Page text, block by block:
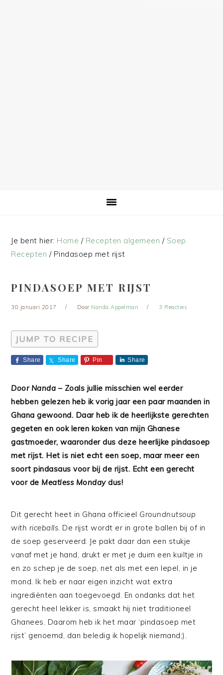
Je bent hier: Home / Recepten algemeen / Soep
Recepten /Pindasoep met rijst
PINDASOEP MET RIJST
30 januari 2017 Door Nanda Appelman 3 Reacties
JUMP TO RECIPE
Share Share Pin Share
Door Nanda – Zoals jullie misschien wel eerder
hebben gelezen heb ik vorig jaar een paar maanden in
Ghana gewoond. Daar heb ik de heerlijkste gerechten
gegeten en ook leren koken van mijn Ghanese
gastmoeder, waaronder dus deze heerlijke pindasoep
met rijst. Het is niet echt een soep, maar meer een
soort pindasaus voor bij de rijst. Echt een gerecht
voor de Meatless Mondaydus!
Dit gerecht heet in Ghana officieel Groundnutsoup
with riceballs. De rijst wordt er in grote ballen bij of in
de soep geserveerd. Je pakt daar dan een stukje
vanaf met je hand, drukt er met je duim een kuiltje in
en zo schep je de soep, net als met een lepel, in je
mond. Ik heb er naar eigen inzicht wat extra
ingrediënten aan toegevoegd. En ondanks dat het
gerecht heel lekker is, smaakt hij niet traditioneel
Ghanees. Daarom heb ik het maar ‘pindasoep met
rijst’ genoemd, dan beledig ik hopelijk niemand;).